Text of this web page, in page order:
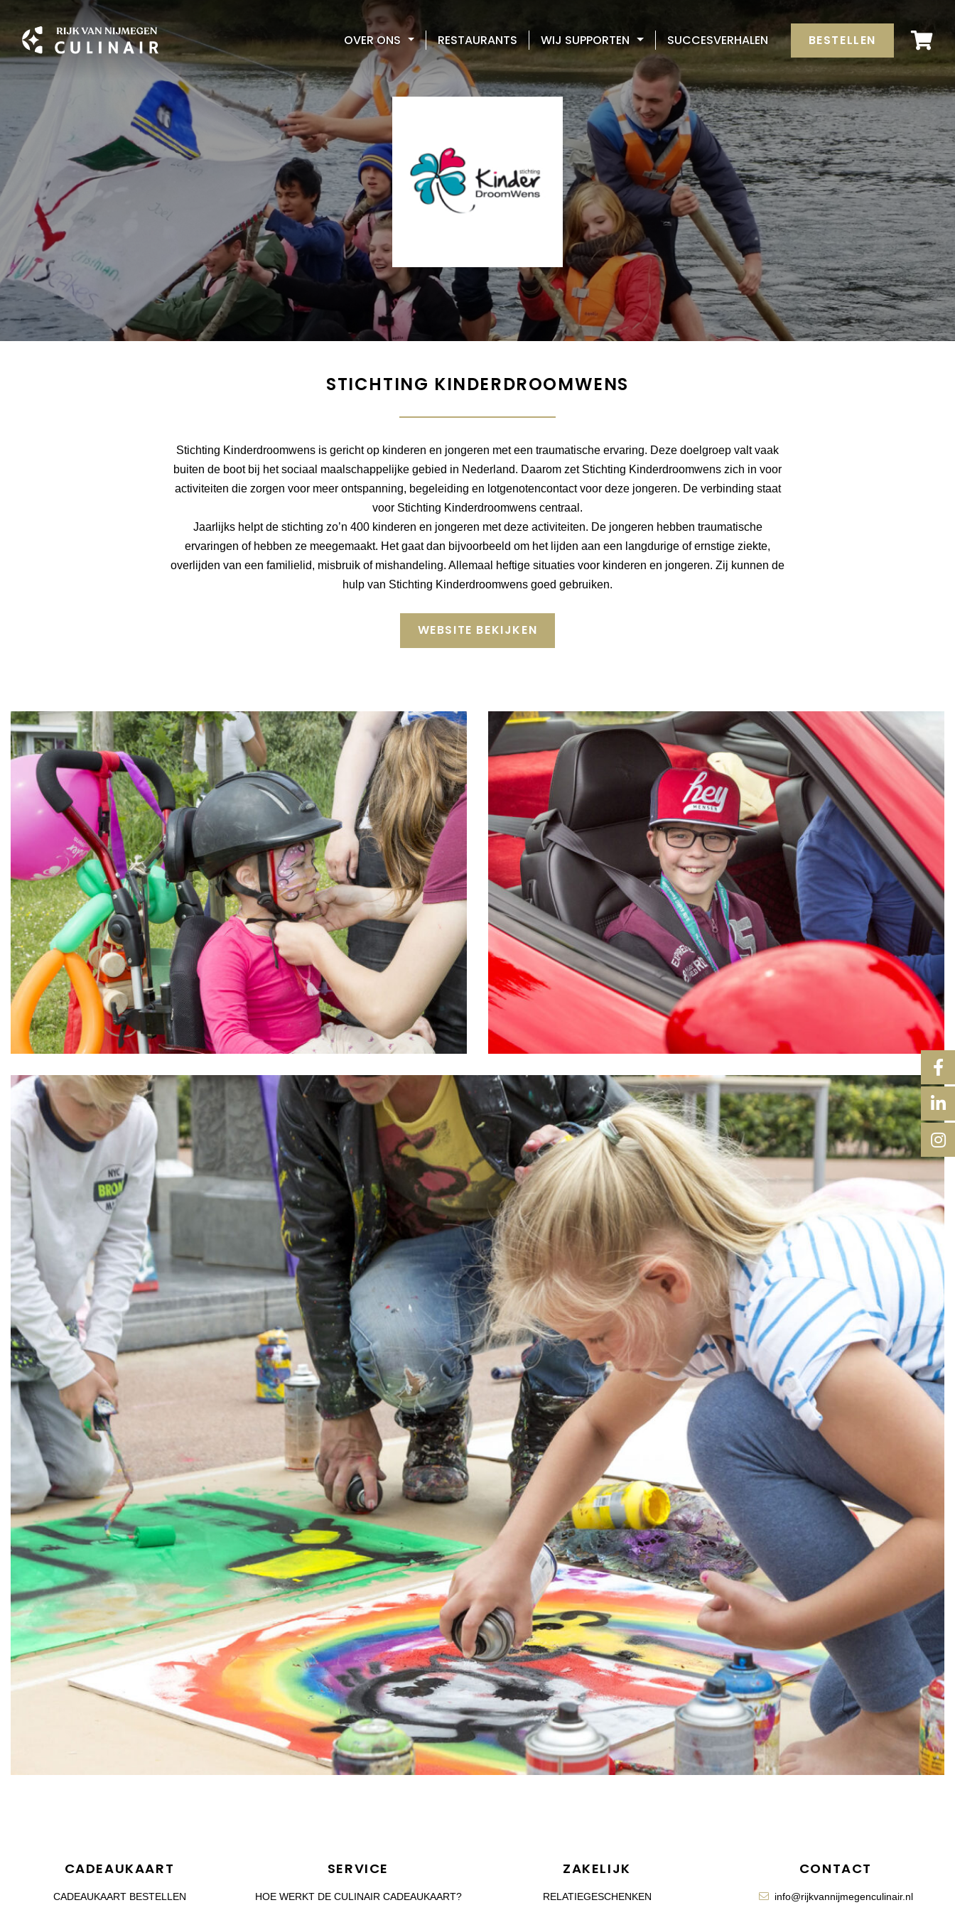
OVER ONS RESTAURANTS WIJ SUPPORTEN SUCCESVERHALEN BESTELLEN
STICHTING KINDERDROOMWENS
Stichting Kinderdroomwens is gericht op kinderen en jongeren met een traumatische ervaring. Deze doelgroep valt vaak
buiten de boot bij het sociaal maalschappelijke gebied in Nederland. Daarom zet Stichting Kinderdroomwens zich in voor
activiteiten die zorgen voor meer ontspanning, begeleiding en lotgenotencontact voor deze jongeren. De verbinding staat
voor Stichting Kinderdroomwens centraal.
Jaarlijks helpt de stichting zo’n 400 kinderen en jongeren met deze activiteiten. De jongeren hebben traumatische
ervaringen of hebben ze meegemaakt. Het gaat dan bijvoorbeeld om het lijden aan een langdurige of ernstige ziekte,
overlijden van een familielid, misbruik of mishandeling. Allemaal heftige situaties voor kinderen en jongeren. Zij kunnen de
hulp van Stichting Kinderdroomwens goed gebruiken.
WEBSITE BEKIJKEN
CADEAUKAART
CADEAUKAART BESTELLEN
SERVICE
HOE WERKT DE CULINAIR CADEAUKAART?
ZAKELIJK
RELATIEGESCHENKEN
CONTACT
info@rijkvannijmegenculinair.nl